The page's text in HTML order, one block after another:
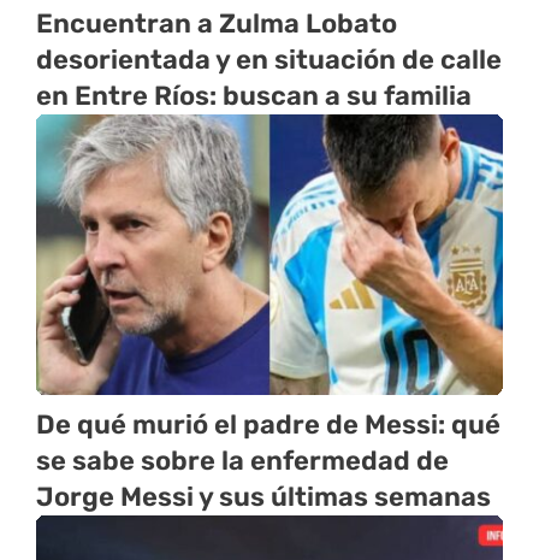
Encuentran a Zulma Lobato
desorientada y en situación de calle
en Entre Ríos: buscan a su familia
De qué murió el padre de Messi: qué
se sabe sobre la enfermedad de
Jorge Messi y sus últimas semanas